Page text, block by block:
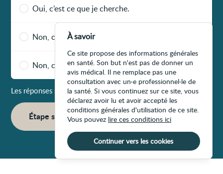
Oui, c’est ce que je cherche.
Non, ce n’est pas vraiment ce que je cherche.
Non, ce n’est pas du tout ce que je cherche.
Les réponses sont enregistrées à chaque étape du formulaire
Étape suivante
À savoir
Ce site propose des informations générales
en santé. Son but n'est pas de donner un
avis médical. Il ne remplace pas une
consultation avec un·e professionnel·le de
la santé. Si vous continuez sur ce site, vous
déclarez avoir lu et avoir accepté les
conditions générales d'utilisation de ce site.
Vous pouvez lire ces conditions ici
Continuer vers les cookies